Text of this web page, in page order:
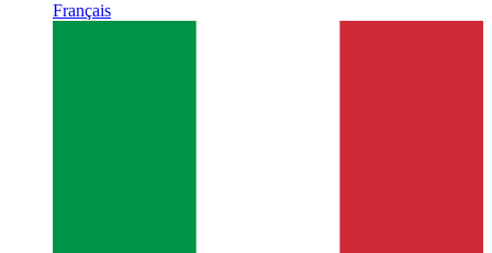
Français